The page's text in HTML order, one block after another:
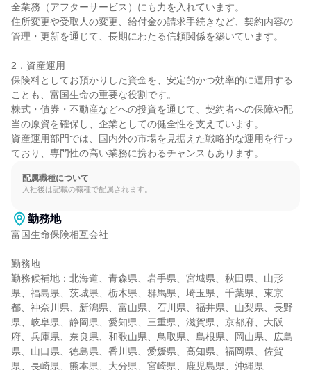
全業務（アフターサービス）にも力を入れています。
住所変更や受取人の変更、給付金の請求手続きなど、契約内容の
管理・更新を通じて、長期にわたる信頼関係を築いています。
2．資産運用
保険料としてお預かりした資金を、安定的かつ効率的に運用する
ことも、富国生命の重要な役割です。
株式・債券・不動産などへの投資を通じて、契約者への保障や配
当の原資を確保し、企業としての健全性を支えています。
資産運用部門では、国内外の市場を見据えた戦略的な運用を行っ
ており、専門性の高い業務に携わるチャンスもあります。
配属職種について
入社後は記載の職種で配属されます。
勤務地
富国生命保険相互会社
勤務地
勤務候補地：北海道、青森県、岩手県、宮城県、秋田県、山形
県、福島県、茨城県、栃木県、群馬県、埼玉県、千葉県、東京
都、神奈川県、新潟県、富山県、石川県、福井県、山梨県、長野
県、岐阜県、静岡県、愛知県、三重県、滋賀県、京都府、大阪
府、兵庫県、奈良県、和歌山県、鳥取県、島根県、岡山県、広島
県、山口県、徳島県、香川県、愛媛県、高知県、福岡県、佐賀
県、長崎県、熊本県、大分県、宮崎県、鹿児島県、沖縄県